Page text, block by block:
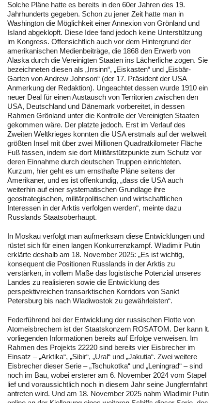
Solche Pläne hatte es bereits in den 60er Jahren des 19.
Jahrhunderts gegeben. Schon zu jener Zeit hatte man in
Washington die Möglichkeit einer Annexion von Grönland und
Island abgeklopft. Diese Idee fand jedoch keine Unterstützung
im Kongress. Offensichtlich auch vor dem Hintergrund der
amerikanischen Medienbeiträge, die 1868 den Erwerb von
Alaska durch die Vereinigten Staaten ins Lächerliche zogen. Sie
bezeichneten diesen als „Irrsinn“, „Eiskasten“ und „Eisbär-
Garten von Andrew Johnson“ (der 17. Präsident der USA –
Anmerkung der Redaktion). Ungeachtet dessen wurde 1910 ein
neuer Deal für einen Austausch von Territorien zwischen den
USA, Deutschland und Dänemark vorbereitet, in dessen
Rahmen Grönland unter die Kontrolle der Vereinigten Staaten
gekommen wäre. Der platzte jedoch. Erst im Verlauf des
Zweiten Weltkrieges konnten die USA erstmals auf der weltweit
größten Insel mit über zwei Millionen Quadratkilometer Fläche
Fuß fassen, indem sie dort Militärstützpunkte zum Schutz vor
deren Einnahme durch deutschen Truppen einrichteten.
Kurzum, hier geht es um ernsthafte Pläne seitens der
Amerikaner, und es ist offenkundig, „dass die USA auch
weiterhin auf einer systematischen Grundlage ihre
geostrategischen, militärpolitischen und wirtschaftlichen
Interessen in der Arktis verfolgen werden“, meinte dazu
Russlands Staatsoberhaupt.
In Moskau verfolgt man aufmerksam diese Entwicklungen und
rüstet sich für einen langen Konkurrenzkampf. Wladimir Putin
erklärte deshalb am 18. November 2025: „Es ist wichtig,
konsequent die Positionen Russlands in der Arktis zu
verstärken, in vollem Maße das logistische Potenzial unseres
Landes zu realisieren sowie die Entwicklung des
perspektivreichen transarktischen Korridors von Sankt
Petersburg bis nach Wladiwostok zu gewährleisten“.
Federführend bei der Entwicklung der russischen Flotte von
Atomeisbrechern ist der Staatskonzern ROSATOM. Der kann lt.
vorliegenden Informationen bereits auf Erfolge verweisen. Im
Rahmen des Projekts 22220 sind bereits vier Eisbrecher im
Einsatz – „Arktika“, „Sibir“, „Ural“ und „Jakutia“. Zwei weitere
Eisbrecher dieser Serie – „Tschukotka“ und „Leningrad“ – sind
noch im Bau, wobei ersterer am 6. November 2024 vom Stapel
lief und voraussichtlich noch in diesem Jahr seine Jungfernfahrt
antreten wird. Und am 18. November 2025 nahm Wladimir Putin